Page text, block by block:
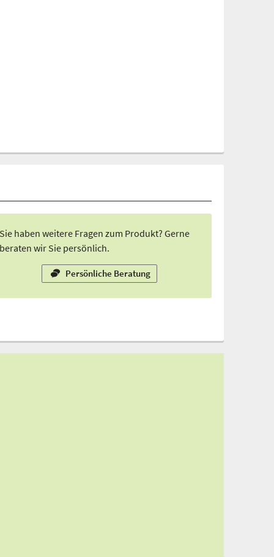
Sie haben weitere Fragen zum Produkt? Gerne
beraten wir Sie persönlich.
Persönliche Beratung